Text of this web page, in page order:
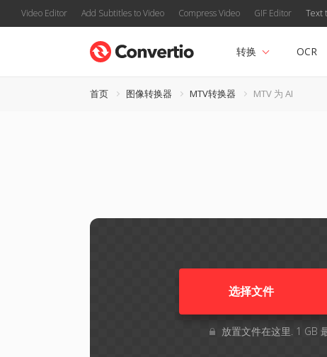
Video Editor Add Subtitles to Video Compress Video GIF Editor Text
转换 OCR
首页 图像转换器 MTV转换器 MTV 为 AI
选择文件
放置文件在这里. 1 GB